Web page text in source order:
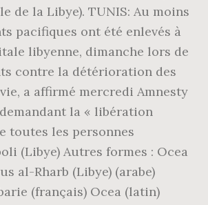
de la Libye). TUNIS: Au moins
pacifiques ont été enlevés à
libyenne, dimanche lors de
contre la détérioration des
a affirmé mercredi Amnesty
la « libération
toutes les personnes
(Libye) Autres formes : Ocea
al-Rharb (Libye) (arabe)
(français) Ocea (latin)